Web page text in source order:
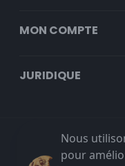
Nous
pour
MON COMPTE
JURIDIQUE
Livraison